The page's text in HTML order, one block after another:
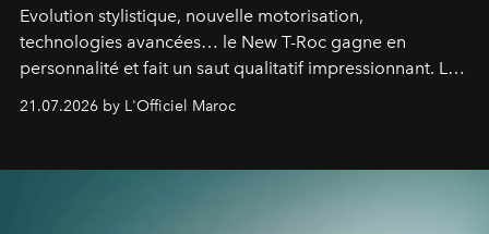
Evolution stylistique, nouvelle motorisation,
technologies avancées… le New T-Roc gagne en
personnalité et fait un saut qualitatif impressionnant. Le
constructeur allemand a revu en profondeur son SUV
fétiche pour le rendre plus premium. Et le pari semble
21.07.2026 by L'Officiel Maroc